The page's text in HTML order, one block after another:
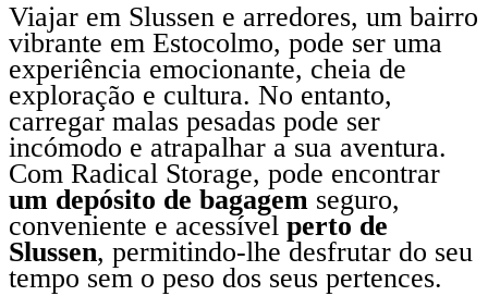
Viajar em Slussen e arredores, um bairro
vibrante em Estocolmo, pode ser uma
experiência emocionante, cheia de
exploração e cultura. No entanto,
carregar malas pesadas pode ser
incómodo e atrapalhar a sua aventura.
Com Radical Storage, pode encontrar
um depósito de bagagem seguro,
conveniente e acessível perto de
Slussen, permitindo-lhe desfrutar do seu
tempo sem o peso dos seus pertences.